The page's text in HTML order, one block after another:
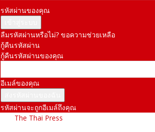
รหัสผ่านของคุณ
ลืมรหัสผ่านหรือไม่? ขอความช่วยเหลือ
กู้คืนรหัสผ่าน
กู้คืนรหัสผ่านของคุณ
อีเมล์ของคุณ
รหัสผ่านจะถูกอีเมล์ถึงคุณ
The Thai Press